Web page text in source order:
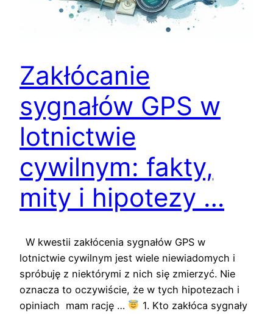
Zakłócanie
sygnałów GPS w
lotnictwie
cywilnym: fakty,
mity i hipotezy …
W kwestii zakłócenia sygnałów GPS w
lotnictwie cywilnym jest wiele niewiadomych i
spróbuję z niektórymi z nich się zmierzyć. Nie
oznacza to oczywiście, że w tych hipotezach i
opiniach mam rację …
1. Kto zakłóca sygnały